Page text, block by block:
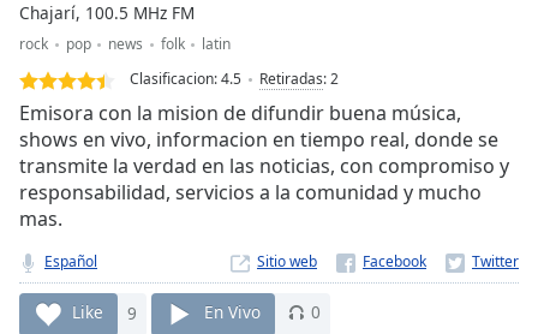
Duration
Loaded :
0.00%
Stream
TypeLIVE
Seek to
currently
behind
Remaining
Time-
Chajarí, 100.5 MHz FM
rock pop news folk
latin
Clasificacion:4.5 Retiradas:2
Emisora con la mision de difundir buena música,
shows en vivo, informacion en tiempo real, donde se
transmite la verdad en las noticias, con compromiso y
responsabilidad, servicios a la comunidad y mucho
mas.
Español Sitio web
Like 9 En Vivo 0